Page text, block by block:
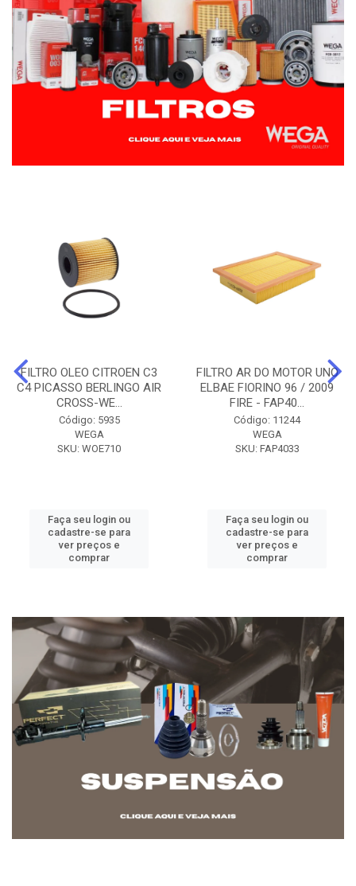
FILTRO OLEO CITROEN C3
C4 PICASSO BERLINGO AIR
CROSS-WE...
Código: 5935
WEGA
SKU: WOE710
Faça seu login ou
cadastre-se para
ver preços e
comprar
FILTRO AR DO MOTOR UNO
ELBAE FIORINO 96 / 2009
FIRE - FAP40...
Código: 11244
WEGA
SKU: FAP4033
Faça seu login ou
cadastre-se para
ver preços e
comprar